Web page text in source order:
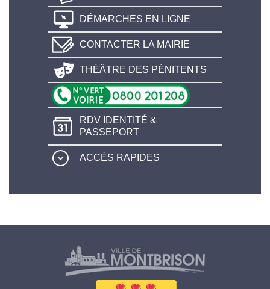
DÉMARCHES EN LIGNE
CONTACTER LA MAIRIE
THÉÂTRE DES PÉNITENTS
RDV IDENTITÉ &
PASSEPORT
ACCÈS RAPIDES